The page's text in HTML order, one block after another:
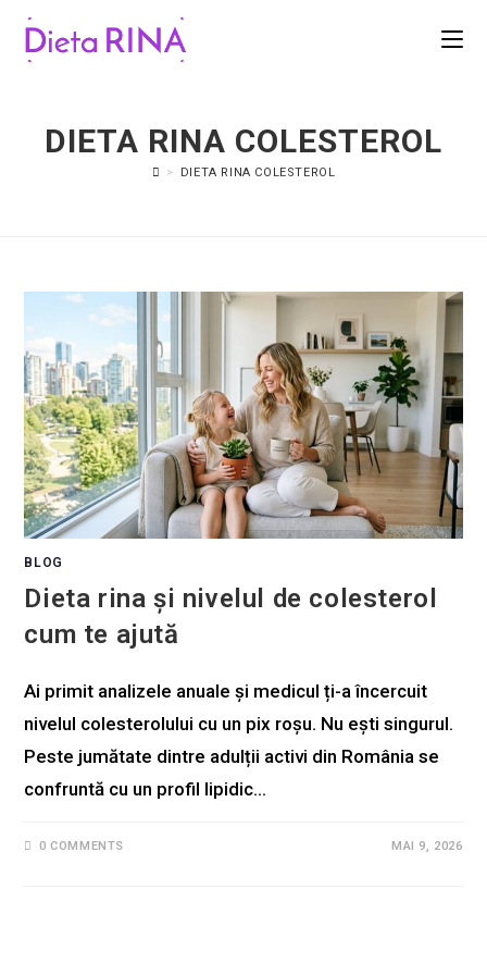
DIETA RINA COLESTEROL
> DIETA RINA COLESTEROL
BLOG
Dieta rina și nivelul de colesterol
cum te ajută
Ai primit analizele anuale și medicul ți-a încercuit
nivelul colesterolului cu un pix roșu. Nu ești singurul.
Peste jumătate dintre adulții activi din România se
confruntă cu un profil lipidic…
0 COMMENTS MAI 9, 2026